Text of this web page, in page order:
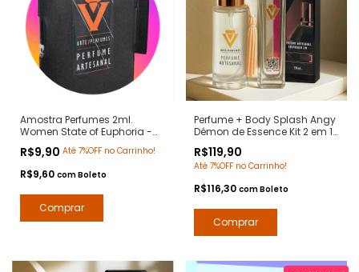
Amostra Perfumes 2ml.
Women State of Euphoria -
Notas Euphoria Calvin Klein -
Contratipos Premium - Arte 1
Perfumes
R$9,90 Até 7%OFF no Carrinho!
R$9,60 comBoleto
Perfume + Body Splash Angy
Démon de Essence Kit 2 em 1
Givenchy - Contratipos
Premium - Arte 1 Perfumes
R$119,90
Até 7%OFF no Carrinho!
R$116,30 comBoleto